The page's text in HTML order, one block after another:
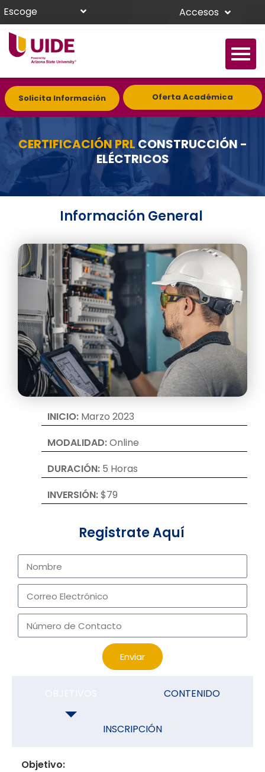
Escoge Accesos
Solicita Información Oferta Académica
CERTIFICACIÓN PRL CONSTRUCCIÓN -
ELÉCTRICOS
Información General
INICIO: Marzo 2023
MODALIDAD:Online
DURACIÓN: 5 Horas
INVERSIÓN:$79
Registrate Aquí
Enviar
CONTENIDO
INSCRIPCIÓN
Objetivo: